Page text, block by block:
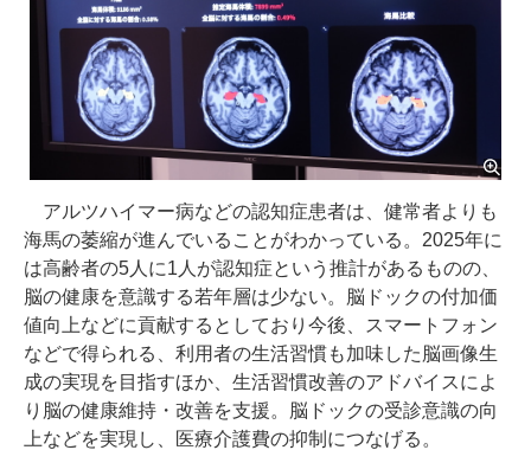
アルツハイマー病などの認知症患者は、健常者よりも
海馬の萎縮が進んでいることがわかっている。2025年に
は高齢者の5人に1人が認知症という推計があるものの、
脳の健康を意識する若年層は少ない。脳ドックの付加価
値向上などに貢献するとしており今後、スマートフォン
などで得られる、利用者の生活習慣も加味した脳画像生
成の実現を目指すほか、生活習慣改善のアドバイスによ
り脳の健康維持・改善を支援。脳ドックの受診意識の向
上などを実現し、医療介護費の抑制につなげる。